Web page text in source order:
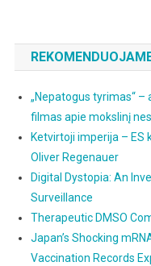
„Nepatogus tyrimas“
filmas apie mokslinį
Ketvirtoji imperija – ES
Oliver Regenauer
Digital Dystopia: An
Surveillance
Therapeutic DMSO
Japan’s Shocking
Vaccination Records